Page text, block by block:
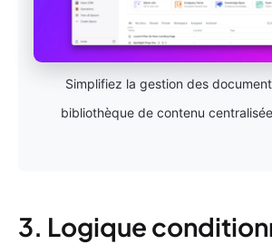
Simplifiez la gestion des
bibliothèque de contenu
3. Logique